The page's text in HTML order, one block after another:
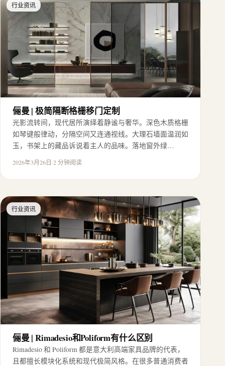
行业资讯
俪曼 | 极简隔断格栅移门定制
光影流转间，现代居所演绎着静谧与奢华。深色木质格栅
如琴键般律动，分隔空间又连通视线。大理石墙面温润如
玉，书架上的藏品诉说着主人的品味。落地窗外绿…
2026年3月26日·2 分钟阅读
行业资讯
俪曼 | Rimadesio和Poliform有什么区别
Rimadesio 和 Poliform 都是意大利高端家具品牌的代表，
且都擅长模块化系统和现代极简风格。在很多普通消费者